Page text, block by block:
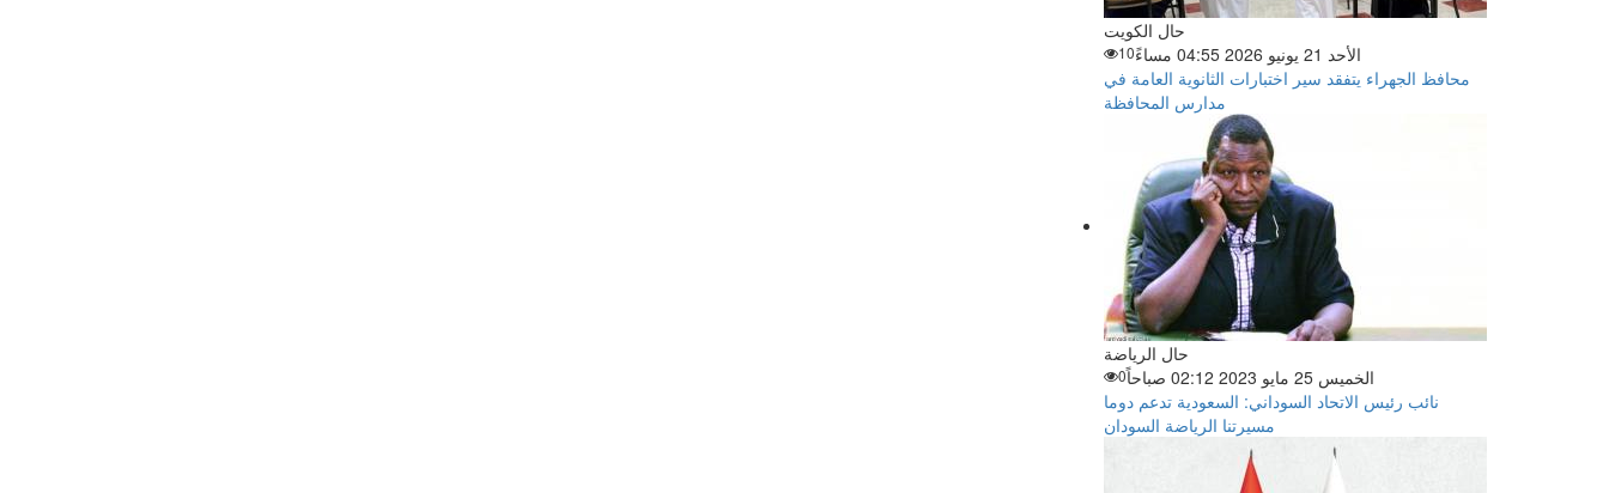
حال الكويت
الأحد 21 يونيو 2026 04:55 مساءً
10
محافظ الجهراء يتفقد سير اختبارات الثانوية العامة في
مدارس المحافظة
حال الرياضة
الخميس 25 مايو 2023 02:12 صباحاً
0
نائب رئيس الاتحاد السوداني: السعودية تدعم دوما
مسيرتنا الرياضة السودان